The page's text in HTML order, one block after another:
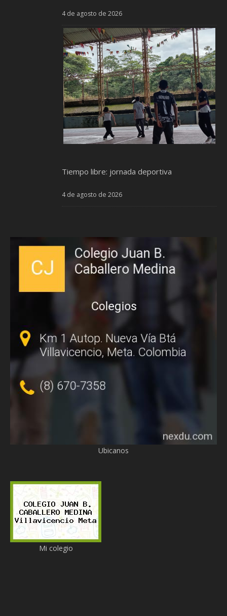
4 de agosto de 2026
Tiempo libre: jornada deportiva
4 de agosto de 2026
Ubicanos
Mi colegio